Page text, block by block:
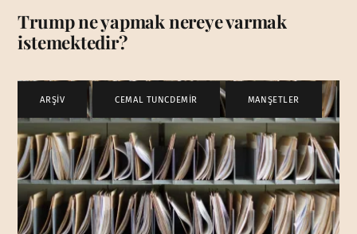
Trump ne yapmak nereye varmak
istemektedir?
ARŞİV CEMAL TUNCDEMİR , MANŞETLER